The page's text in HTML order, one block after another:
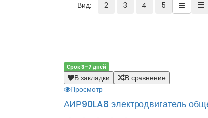
Вид: 2 3 4 5
Срок 3-7 дней
В закладки
В сравнение
Просмотр
АИР90LA8 электродвигатель